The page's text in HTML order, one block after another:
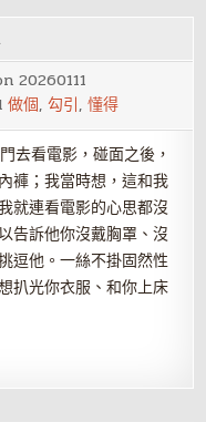
20260111
做個,勾引,懂得
去看電影，碰面之後，
褲；我當時想，這和我
就連看電影的心思都沒
告訴他你沒戴胸罩、沒
逗他。一絲不掛固然性
扒光你衣服、和你上床